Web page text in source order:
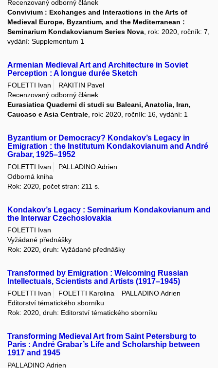
Recenzovaný odborný článek
Convivium : Exchanges and Interactions in the Arts of
Medieval Europe, Byzantium, and the Mediterranean :
Seminarium Kondakovianum Series Nova , rok: 2020, ročník: 7,
vydání: Supplementum 1
Armenian Medieval Art and Architecture in Soviet
Perception : A longue durée Sketch
FOLETTI Ivan
RAKITIN Pavel
Recenzovaný odborný článek
Eurasiatica Quaderni di studi su Balcani, Anatolia, Iran,
Caucaso e Asia Centrale, rok: 2020, ročník: 16, vydání: 1
Byzantium or Democracy? Kondakov’s Legacy in
Emigration : the Institutum Kondakovianum and André
Grabar, 1925–1952
FOLETTI Ivan
PALLADINO Adrien
Odborná kniha
Rok: 2020, počet stran: 211 s.
Kondakov’s Legacy : Seminarium Kondakovianum and
the Interwar Czechoslovakia
FOLETTI Ivan
Vyžádané přednášky
Rok: 2020, druh: Vyžádané přednášky
Transformed by Emigration : Welcoming Russian
Intellectuals, Scientists and Artists (1917–1945)
FOLETTI Ivan FOLETTI Karolina
PALLADINO Adrien
Editorství tématického sborníku
Rok: 2020, druh: Editorství tématického sborníku
Transforming Medieval Art from Saint Petersburg to
Paris : André Grabar’s Life and Scholarship between
1917 and 1945
PALLADINO Adrien